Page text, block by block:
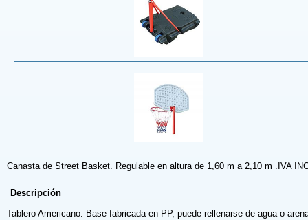
Canasta de Street Basket. Regulable en altura de 1,60 m a 2,10 m .IVA
Descripción
Tablero Americano. Base fabricada en PP, puede rellenarse de agua o